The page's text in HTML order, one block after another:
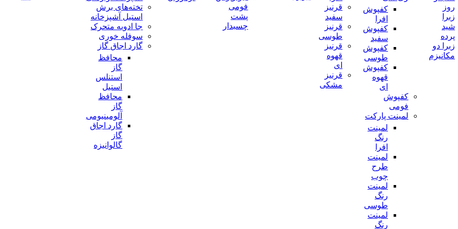
روز
زبرا
شید
پرده
زبرا دو
مکانیزم
کفپوش
افرا
کفپوش
سفید
کفپوش
طوسی
کفپوش
قهوه
ای
کفپوش
فومی
لمینت پارکت
لمینت
رنگ
افرا
لمینت
طرح
چوب
لمینت
رنگ
طوسی
لمینت
رنگ
قرنیز
سفید
قرنیز
طوسی
قرنیز
قهوه
ای
قرنیز
مشکی
فومی
پشت
چسبدار
تخته‌های برش
استیل آشپزخانه
جا ادویه متحرک
سوفله خوری
گارد اجاق گاز
محافظ
گاز
استنلس
استیل
محافظ
گاز
آلومینیومی
گارد اجاق
گاز
گالوانیزه